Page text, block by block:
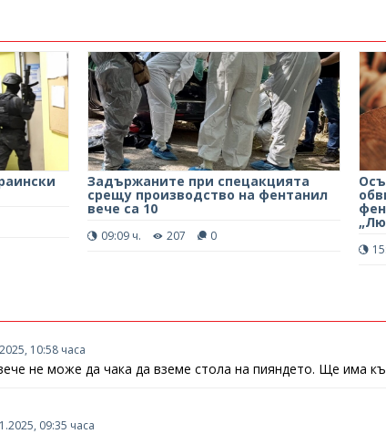
Задържаните при спецакцията
срещу производство на фентанил
вече са 10
09:09 ч. 207 0
10:58 часа
не може да чака да вземе стола на пияндето. Ще има
09:35 часа